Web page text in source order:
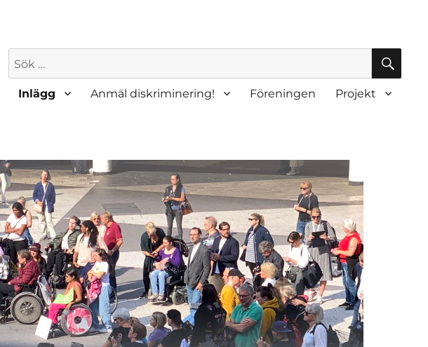
Sök
efter:
SÖK
Inlägg Anmäl diskriminering! Föreningen Projekt